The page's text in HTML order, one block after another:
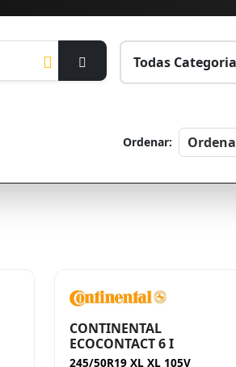
Ordenar:
CONTINENTAL
ECOCONTACT 6 I
245/50R19 XL XL 105V